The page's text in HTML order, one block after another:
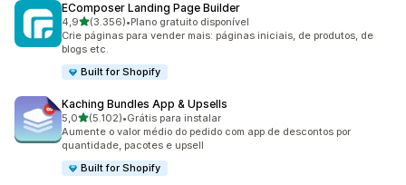
EComposer Landing Page Builder
4,9de 5 estrelas
(3.356)
3356 avaliações ao todo
•Plano gratuito disponível
Crie páginas para vender mais: páginas iniciais, de produtos, de
blogs etc.
Built for Shopify
Kaching Bundles App & Upsells
5,0de 5 estrelas
(5.102)
5102 avaliações ao todo
•Grátis para instalar
Aumente o valor médio do pedido com app de descontos por
quantidade, pacotes e upsell
Built for Shopify